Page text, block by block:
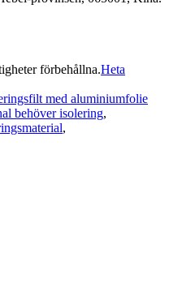
förbehållna.Heta
med aluminiumfolie
behöver isolering,
,